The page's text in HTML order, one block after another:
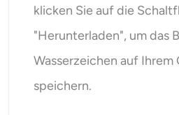
klicken Sie auf die
"Herunterladen", um das
Wasserzeichen auf Ihrem
speichern.